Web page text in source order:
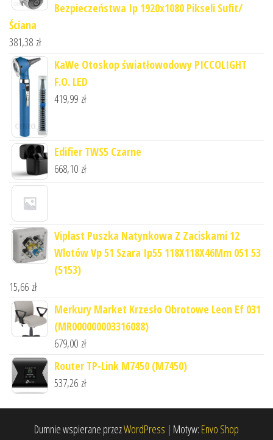
Bezpieczeństwa Ip 1920x1080 Pikseli Sufit/
Ściana
381,38 zł
KaWe Otoskop światłowodowy PICCOLIGHT
F.O. LED
419,99 zł
Edifier TWS5 Czarne
668,10 zł
Viplast Puszka Natynkowa Z Zaciskami 12
Wlotów Vp 51 Szara Ip55 118X118X46Mm 051 53
(5153)
15,66 zł
Merkury Market Krzesło Obrotowe Leon Ef 031
(MR000000003316088)
679,00 zł
Router TP-Link M7450 (M7450)
537,26 zł
Dumnie wspierane przezWordPress | Motyw: Envo Shop